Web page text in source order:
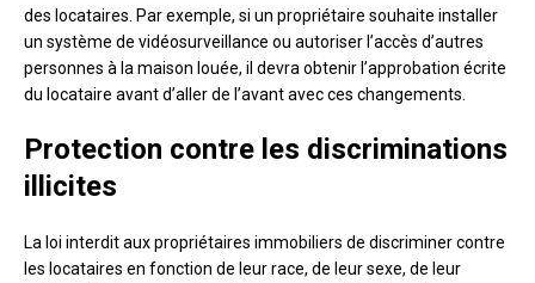
des locataires. Par exemple, si un propriétaire souhaite installer
un système de vidéosurveillance ou autoriser l’accès d’autres
personnes à la maison louée, il devra obtenir l’approbation écrite
du locataire avant d’aller de l’avant avec ces changements.
Protection contre les discriminations
illicites
La loi interdit aux propriétaires immobiliers de discriminer contre
les locataires en fonction de leur race, de leur sexe, de leur